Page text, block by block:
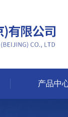
产品中